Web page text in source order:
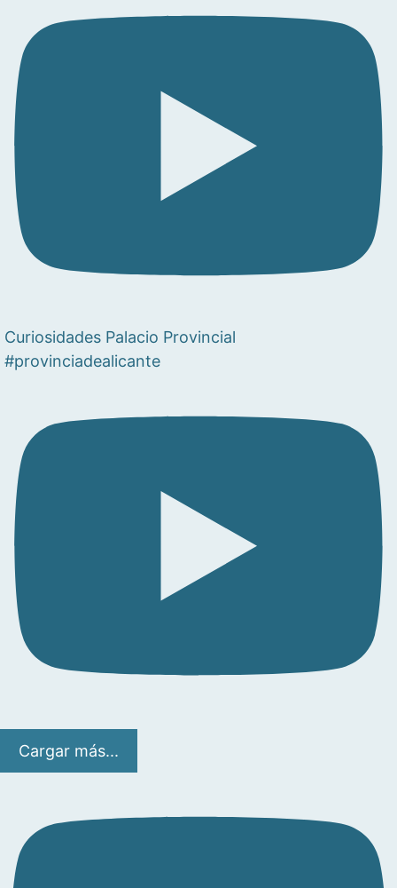
Curiosidades Palacio Provincial
#provinciadealicante
Cargar más...